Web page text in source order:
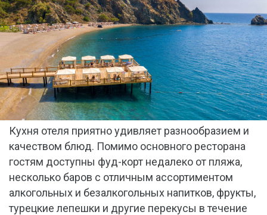
Кухня отеля приятно удивляет разнообразием и
качеством блюд. Помимо основного ресторана
гостям доступны фуд-корт недалеко от пляжа,
несколько баров с отличным ассортиментом
алкогольных и безалкогольных напитков, фрукты,
турецкие лепешки и другие перекусы в течение